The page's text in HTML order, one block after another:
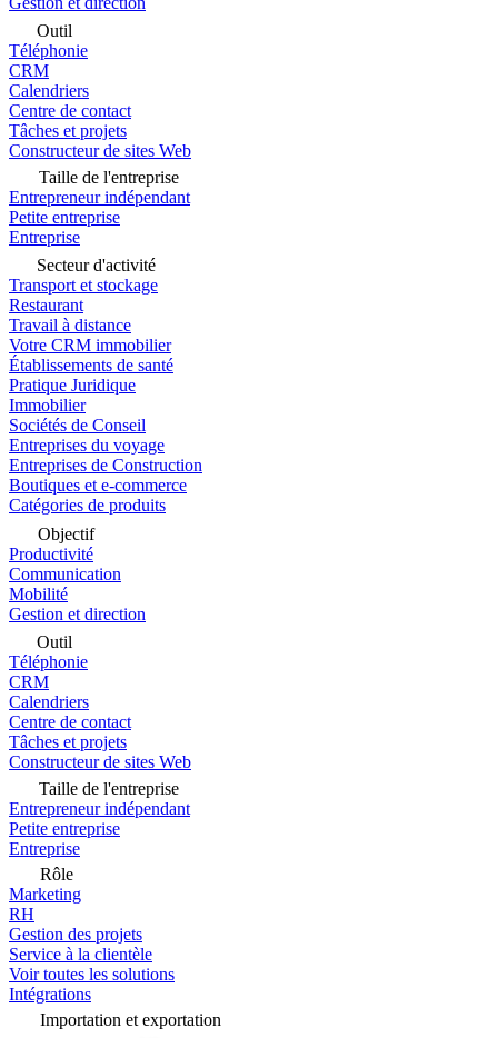
Outil
Téléphonie
CRM
Calendriers
Centre de contact
Tâches et projets
Constructeur de sites Web
Taille de l'entreprise
Entrepreneur indépendant
Petite entreprise
Entreprise
Secteur d'activité
Transport et stockage
Restaurant
Travail à distance
Votre CRM immobilier
Établissements de santé
Pratique Juridique
Immobilier
Sociétés de Conseil
Entreprises du voyage
Entreprises de Construction
Boutiques et e-commerce
Catégories de produits
Objectif
Productivité
Communication
Mobilité
Gestion et direction
Outil
Téléphonie
CRM
Calendriers
Centre de contact
Tâches et projets
Constructeur de sites Web
Taille de l'entreprise
Entrepreneur indépendant
Petite entreprise
Entreprise
Rôle
Marketing
RH
Gestion des projets
Service à la clientèle
Voir toutes les solutions
Intégrations
Importation et exportation